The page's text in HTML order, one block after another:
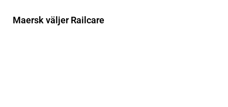
Maersk väljer Railcare